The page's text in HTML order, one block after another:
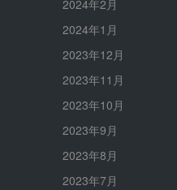
2024年2月
2024年1月
2023年12月
2023年11月
2023年10月
2023年9月
2023年8月
2023年7月